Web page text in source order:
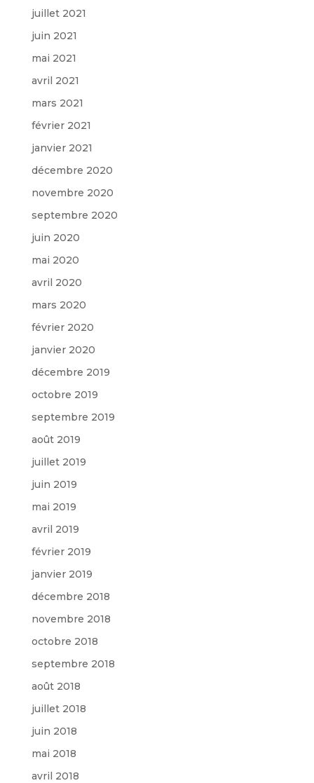
juillet 2021
juin 2021
mai 2021
avril 2021
mars 2021
février 2021
janvier 2021
décembre 2020
novembre 2020
septembre 2020
juin 2020
mai 2020
avril 2020
mars 2020
février 2020
janvier 2020
décembre 2019
octobre 2019
septembre 2019
août 2019
juillet 2019
juin 2019
mai 2019
avril 2019
février 2019
janvier 2019
décembre 2018
novembre 2018
octobre 2018
septembre 2018
août 2018
juillet 2018
juin 2018
mai 2018
avril 2018